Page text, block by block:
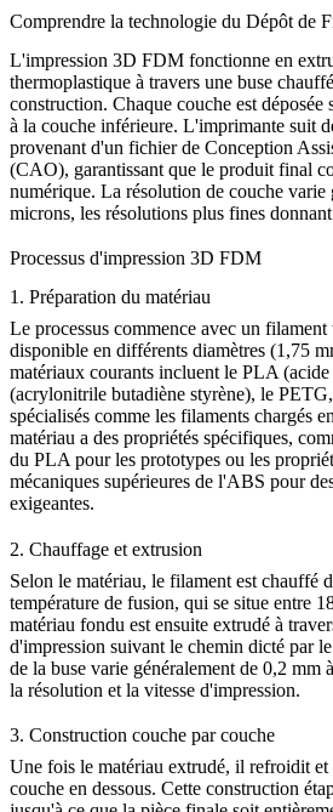
Comprendre la technologie du Dépôt de
L'impression 3D FDM fonctionne en
thermoplastique à travers une buse
construction. Chaque couche est déposée
à la couche inférieure. L'imprimante suit
provenant d'un fichier de Conception
(CAO), garantissant que le produit final
numérique. La résolution de couche varie
microns, les résolutions plus fines
Processus d'impression 3D FDM
1. Préparation du matériau
Le processus commence avec un filament
disponible en différents diamètres (1,75
matériaux courants incluent le PLA
(acrylonitrile butadiène styrène), le PETG
spécialisés comme les filaments chargés
matériau a des propriétés spécifiques,
du PLA pour les prototypes ou les
mécaniques supérieures de l'ABS pour
exigeantes.
2. Chauffage et extrusion
Selon le matériau, le filament est chauffé
température de fusion, qui se situe entre
matériau fondu est ensuite extrudé à
d'impression suivant le chemin dicté par le
de la buse varie généralement de 0,2 mm
la résolution et la vitesse d'impression.
3. Construction couche par couche
Une fois le matériau extrudé, il refroidit et
couche en dessous. Cette construction